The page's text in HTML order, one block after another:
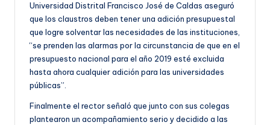
Universidad Distrital Francisco José de Caldas aseguró
que los claustros deben tener una adición presupuestal
que logre solventar las necesidades de las instituciones,
“se prenden las alarmas por la circunstancia de que en el
presupuesto nacional para el año 2019 esté excluida
hasta ahora cualquier adición para las universidades
públicas”.
Finalmente el rector señaló que junto con sus colegas
plantearon un acompañamiento serio y decidido a las